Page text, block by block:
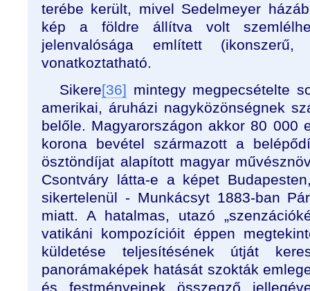
terébe került, mivel Sedelmeyer
kép a földre állítva volt
jelenvalósága említett
vonatkoztatható.
Sikere[36] mintegy megpecsételte
amerikai, áruházi nagyközönségnek
belőle. Magyarországon akkor 80 000
korona bevétel származott a
ösztöndíjat alapított magyar
Csontváry látta-e a képet
sikertelenül - Munkácsyt 1883-ban
miatt. A hatalmas, utazó
vatikáni kompozícióit éppen
küldetése teljesítésének útját
panorámaképek hatását szokták
és festményeinek összegző